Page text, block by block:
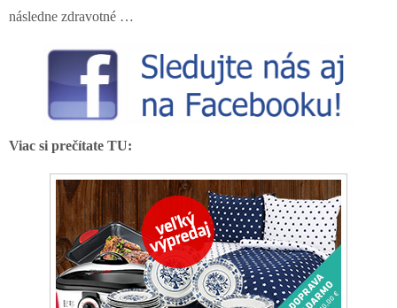
následne zdravotné …
Viac si prečítate TU: